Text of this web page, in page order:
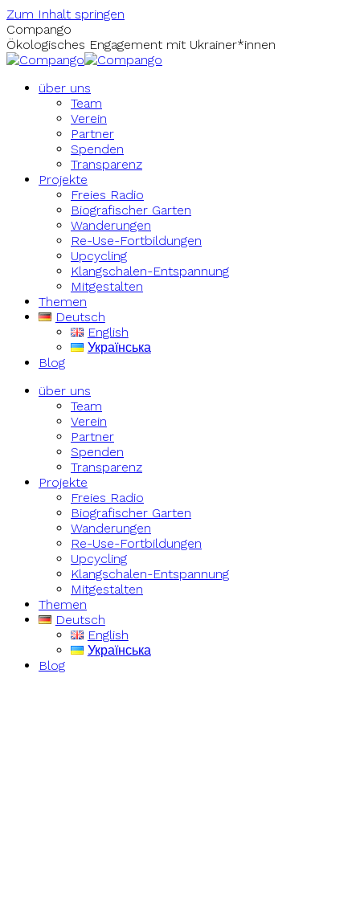
Zum Inhalt springen
Compango
Ökologisches Engagement mit Ukrainer*innen
über uns
Team
Verein
Partner
Spenden
Transparenz
Projekte
Freies Radio
Biografischer Garten
Wanderungen
Re-Use-Fortbildungen
Upcycling
Klangschalen-Entspannung
Mitgestalten
Themen
Deutsch
English
Українська
Blog
über uns
Team
Verein
Partner
Spenden
Transparenz
Projekte
Freies Radio
Biografischer Garten
Wanderungen
Re-Use-Fortbildungen
Upcycling
Klangschalen-Entspannung
Mitgestalten
Themen
Deutsch
English
Українська
Blog